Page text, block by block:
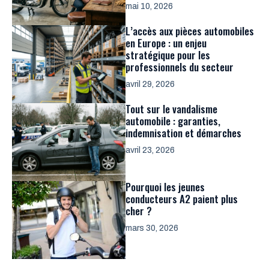
mai 10, 2026
L’accès aux pièces automobiles
en Europe : un enjeu
stratégique pour les
professionnels du secteur
avril 29, 2026
Tout sur le vandalisme
automobile : garanties,
indemnisation et démarches
avril 23, 2026
Pourquoi les jeunes
conducteurs A2 paient plus
cher ?
mars 30, 2026